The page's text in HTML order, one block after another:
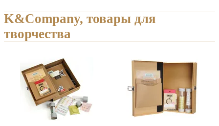
K&Company, товары для
творчества